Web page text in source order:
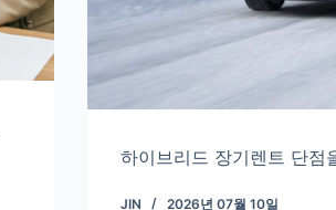
하이브리드 장기렌트 단점
JIN 2026년 07월 10일